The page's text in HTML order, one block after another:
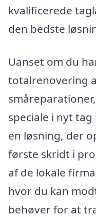
kvalificerede
den bedste
Uanset om du
totalrenovering
speciale i nyt
en løsning, der
første skridt i
af de lokale
hvor du kan
behøver for at